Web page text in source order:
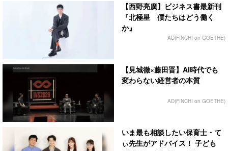
【西野亮廣】ビジネス書最新刊
『北極星 僕たちはどう働く
か』
AD(FINCHI on GOETHE)
【見城徹×藤田晋】AI時代でも
変わらない経営者の本質
AD(FINCHI on GOETHE)
いま最も相談したい保育士・て
ぃ先生がアドバイス！ 子ども